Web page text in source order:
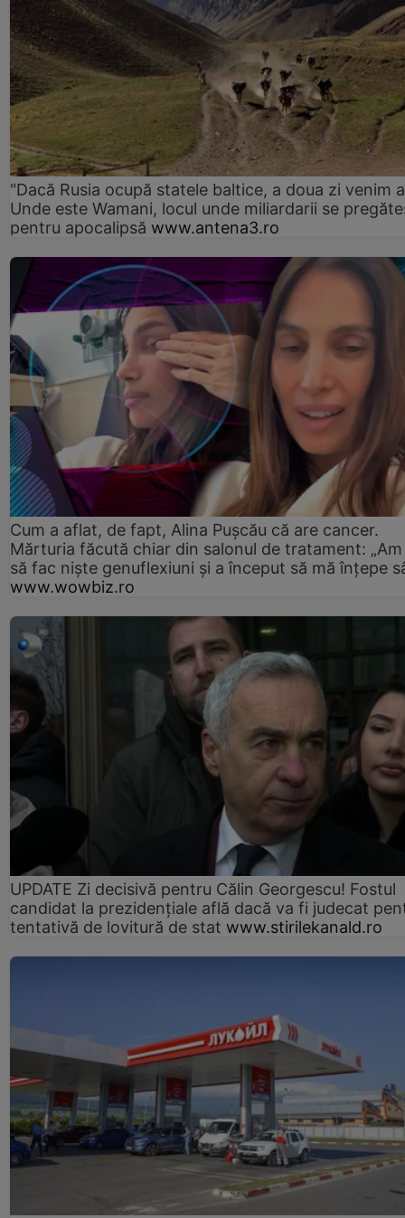
"Dacă Rusia ocupă statele baltice, a doua zi venim
Unde este Wamani, locul unde miliardarii se
pentru apocalipsă www.antena3.ro
Cum a aflat, de fapt, Alina Pușcău că are cancer.
Mărturia făcută chiar din salonul de tratament:
să fac niște genuflexiuni și a început să mă înțepe
www.wowbiz.ro
UPDATE Zi decisivă pentru Călin Georgescu! Fostul
candidat la prezidențiale află dacă va fi judecat
tentativă de lovitură de stat www.stirilekanald.ro